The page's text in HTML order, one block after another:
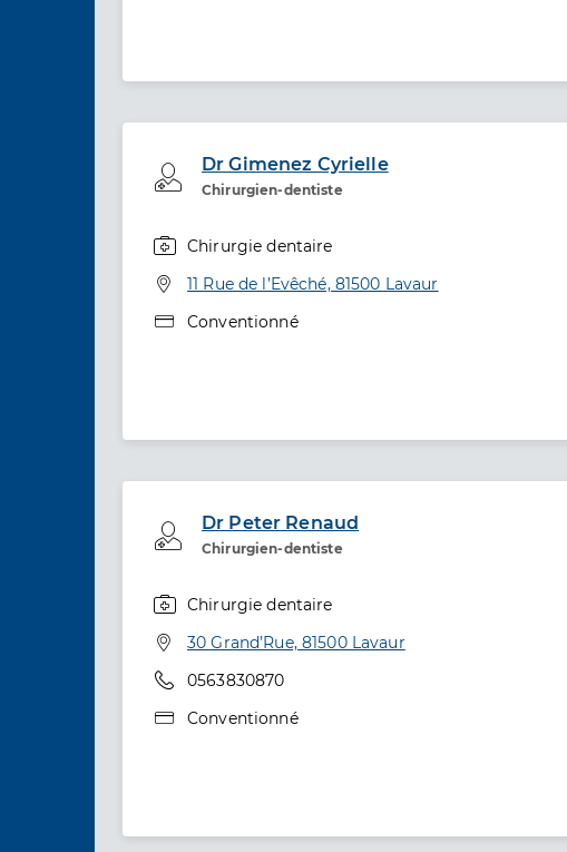
Dr Gimenez Cyrielle
Chirurgien-dentiste
Professionel de santé
Chirurgie dentaire
Adresse
11 Rue de l’Evêché, 81500 Lavaur
Type de convention
Conventionné
Dr Peter Renaud
Chirurgien-dentiste
Professionel de santé
Chirurgie dentaire
Adresse
30 Grand’Rue, 81500 Lavaur
Téléphone
0563830870
Type de convention
Conventionné